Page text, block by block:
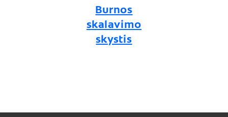
Burnos
skalavimo
skystis